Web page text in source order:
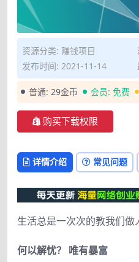
资源分类: 赚钱项目
发布时间: 2021-11-14
普通: 29金币 会员: 免费
购买下载权限
详情介绍 常见问题
生活总是一次次的教我们做
何以解忧？ 唯有暴富